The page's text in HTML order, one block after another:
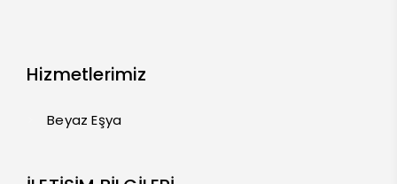
Hizmetlerimiz
Beyaz Eşya